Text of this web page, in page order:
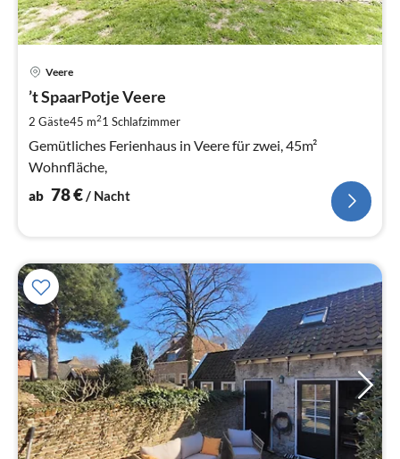
Veere
’t SpaarPotje Veere
2 Gäste45 m21 Schlafzimmer
Gemütliches Ferienhaus in Veere für zwei, 45m²
Wohnfläche,
ab 78€/ Nacht